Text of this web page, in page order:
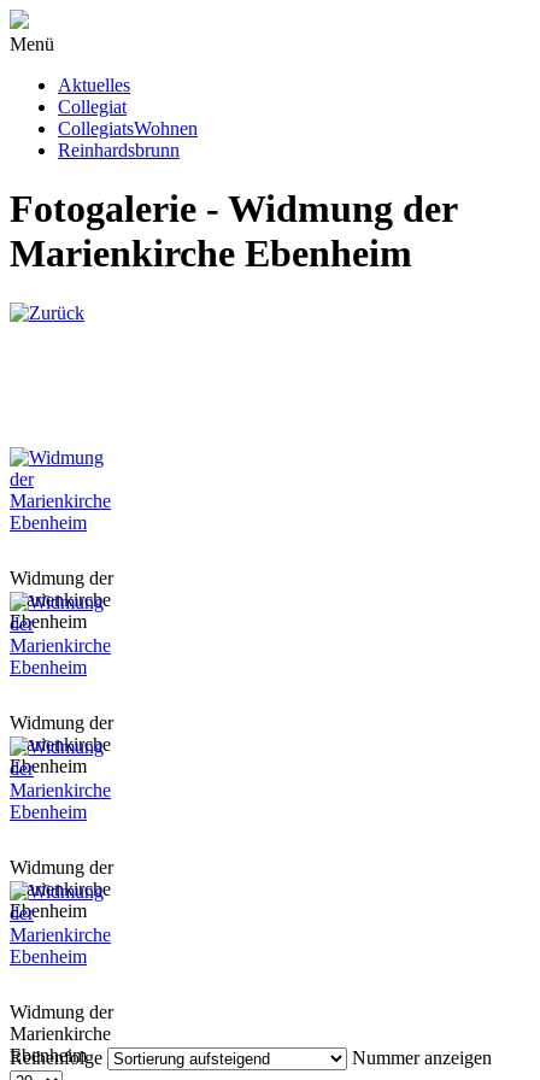
Menü
Aktuelles
Collegiat
CollegiatsWohnen
Reinhardsbrunn
Fotogalerie - Widmung der
Marienkirche Ebenheim
Widmung der
Marienkirche
Ebenheim
Widmung der
Marienkirche
Ebenheim
Widmung der
Marienkirche
Ebenheim
Widmung der
Marienkirche
Ebenheim
Reihenfolge Nummer anzeigen